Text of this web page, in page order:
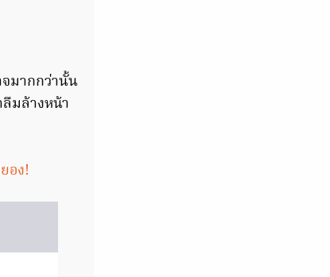
มากกว่านั้น
ลืมล้างหน้า
อง!